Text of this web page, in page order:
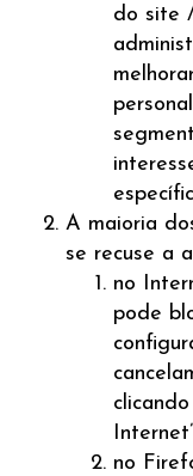
do site
A maioria
se recuse a
no
pode
no